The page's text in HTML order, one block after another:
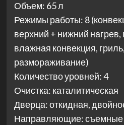
Объем: 65 л
Режимы работы: 8
верхний + нижний нагрев,
влажная конвекция,
размораживание)
Количество уровней: 4
Очистка: каталитическая
Дверца: откидная,
Направляющие: съемные